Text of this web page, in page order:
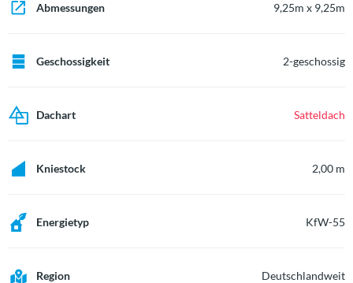
Abmessungen 9,25m x 9,25m
Geschossigkeit 2-geschossig
Dachart Satteldach
Kniestock 2,00 m
Energietyp KfW-55
Region Deutschlandweit